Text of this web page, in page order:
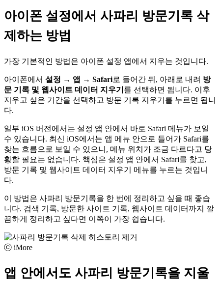
아이폰 설정에서 사파리 방문기록 삭
제하는 방법
가장 기본적인 방법은 아이폰 설정 앱에서 지우는 것입니다.
아이폰에서 설정 → 앱 → Safari로 들어간 뒤, 아래로 내려 방
문 기록 및 웹사이트 데이터 지우기 를 선택하면 됩니다. 이후
지우고 싶은 기간을 선택하고 방문 기록 지우기를 누르면 됩니
다.
일부 iOS 버전에서는 설정 앱 안에서 바로 Safari 메뉴가 보일
수 있습니다. 최신 iOS에서는 앱 메뉴 안으로 들어가 Safari를
찾는 흐름으로 보일 수 있으니, 메뉴 위치가 조금 다르다고 당
황할 필요는 없습니다. 핵심은 설정 앱 안에서 Safari를 찾고,
방문 기록 및 웹사이트 데이터 지우기 메뉴를 누르는 것입니
다.
이 방법은 사파리 방문기록을 한 번에 정리하고 싶을 때 좋습
니다. 검색 기록, 방문한 사이트 기록, 웹사이트 데이터까지 깔
끔하게 정리하고 싶다면 이쪽이 가장 쉽습니다.
ⓒ iMore
앱 안에서도 사파리 방문기록을 지울